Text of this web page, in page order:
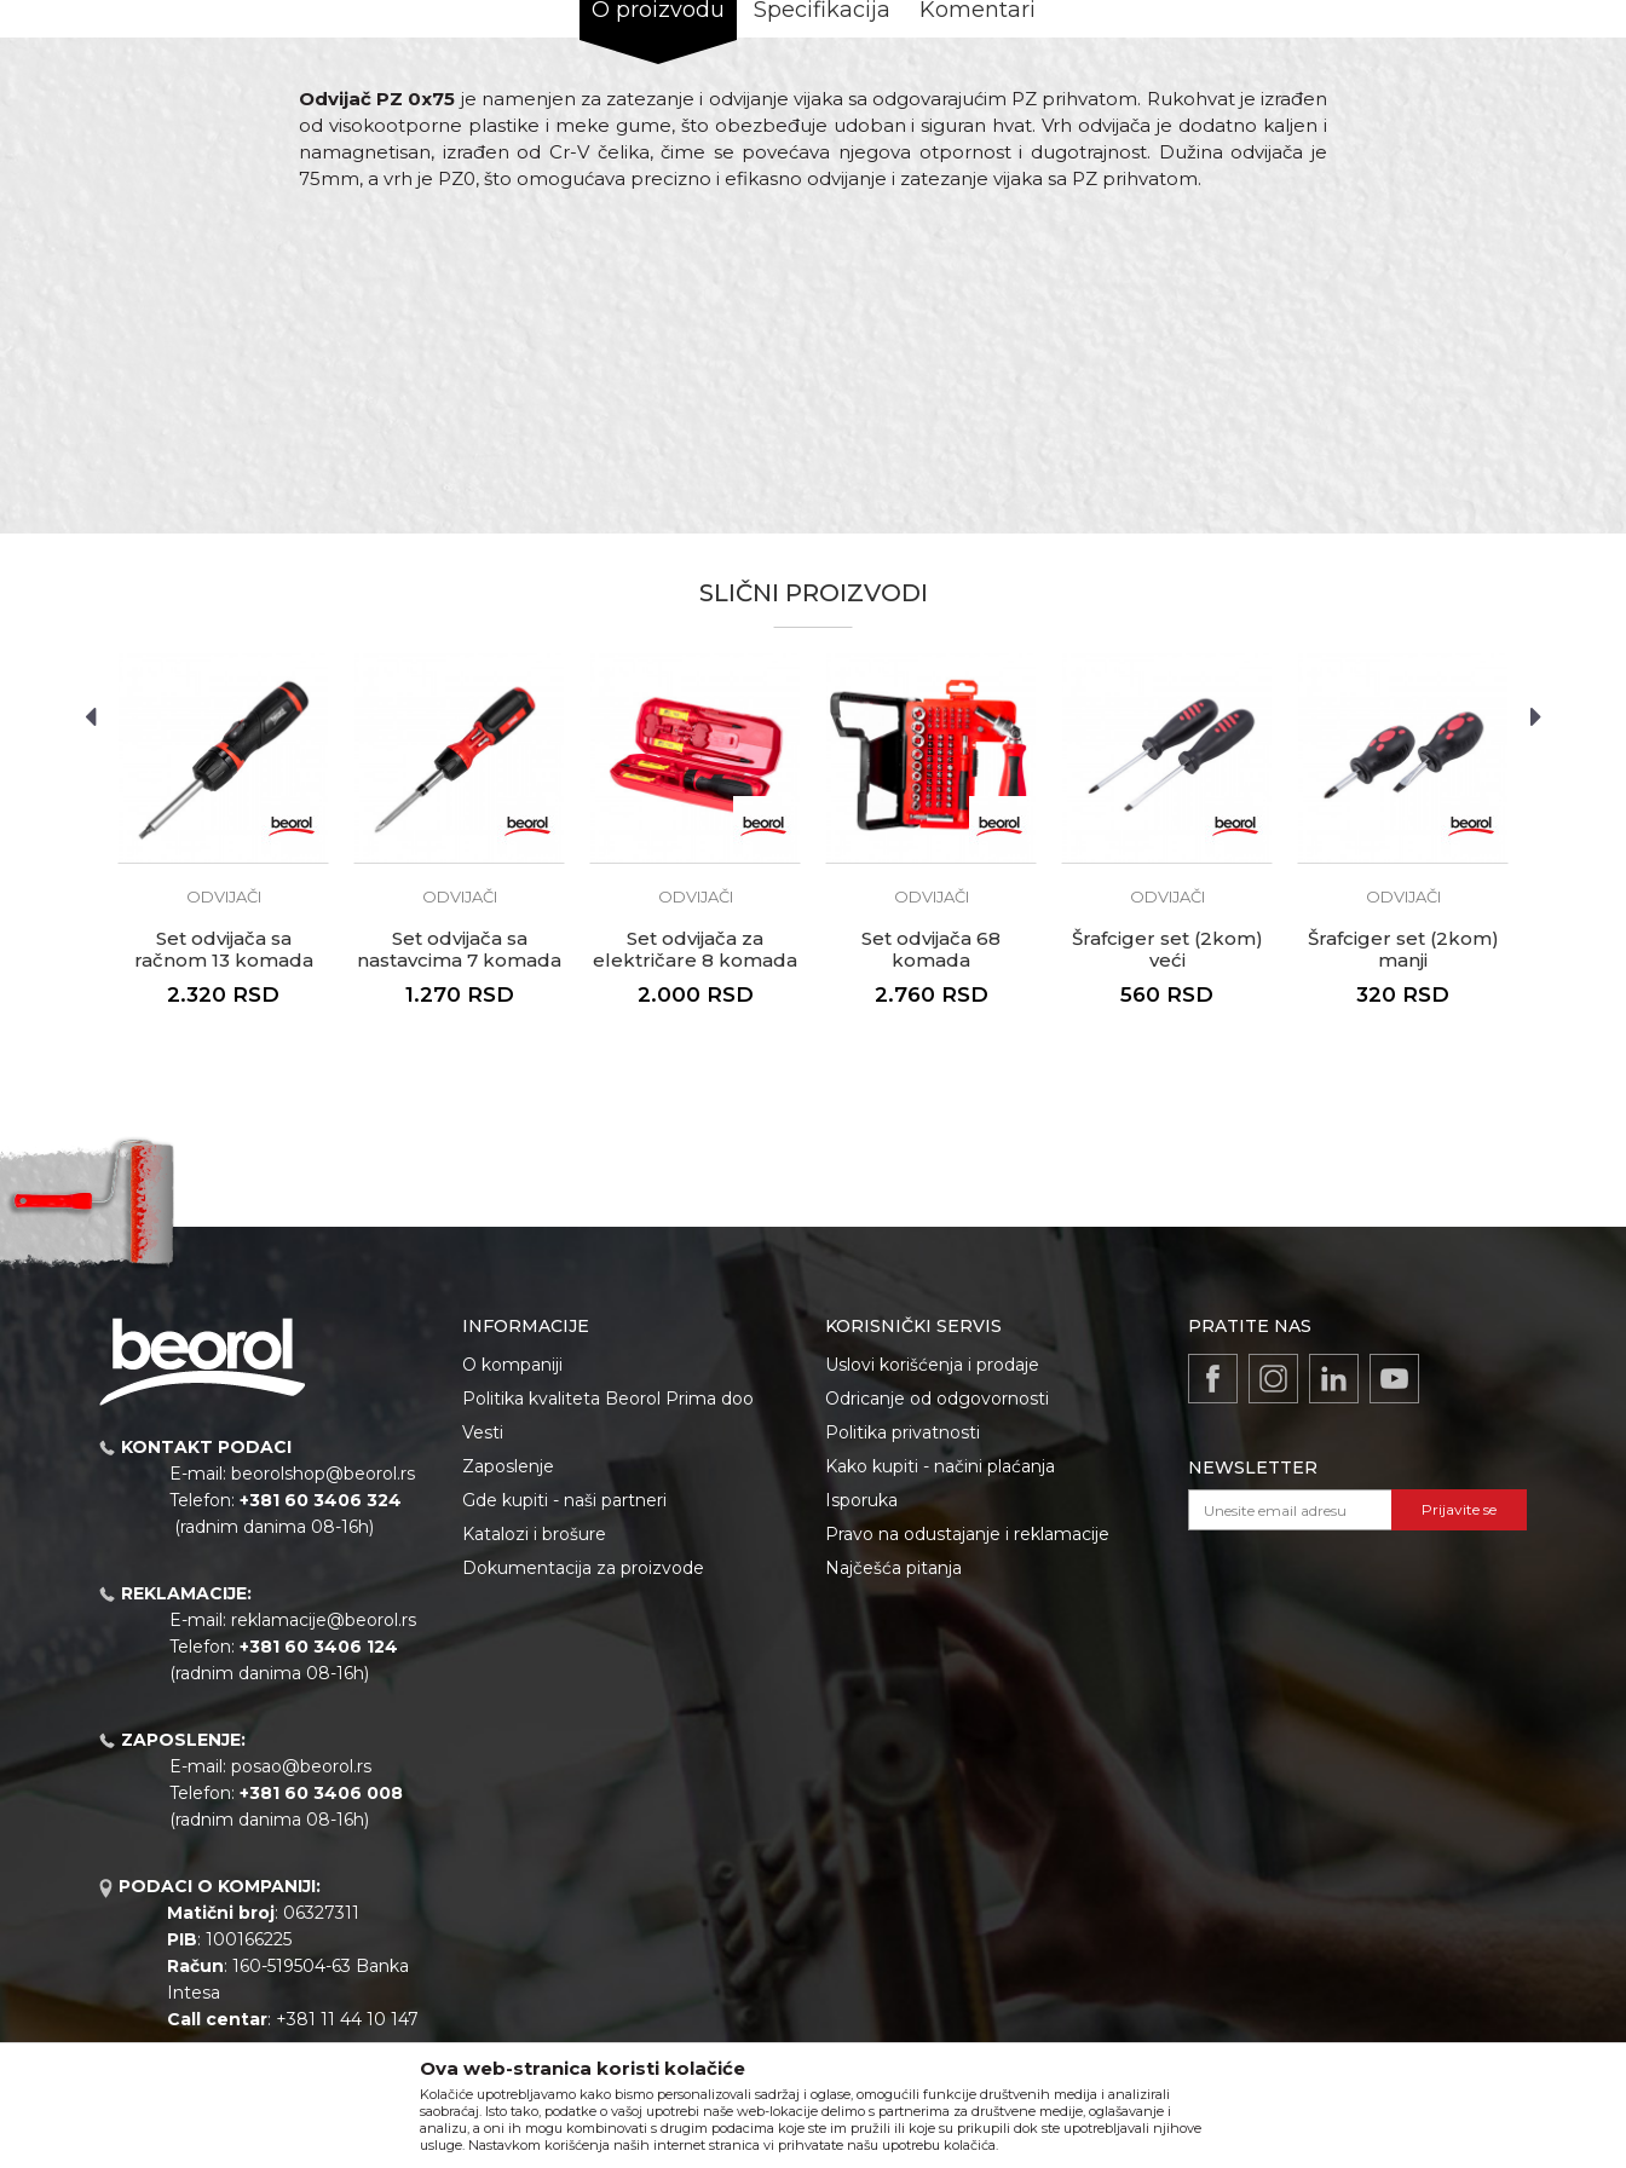
O proizvodu Specifikacija Komentari
Odvijač PZ 0x75 je namenjen za zatezanje i odvijanje vijaka sa odgovarajućim PZ prihvatom. Rukohvat je izrađen
od visokootporne plastike i meke gume, što obezbeđuje udoban i siguran hvat. Vrh odvijača je dodatno kaljen i
namagnetisan, izrađen od Cr-V čelika, čime se povećava njegova otpornost i dugotrajnost. Dužina odvijača je
75mm, a vrh je PZ0, što omogućava precizno i efikasno odvijanje i zatezanje vijaka sa PZ prihvatom.
SLIČNI PROIZVODI
ODVIJAČI
Set odvijača sa
račnom 13 komada
zglobni
2.320 RSD
ODVIJAČI
Set odvijača sa
nastavcima 7 komada
1.270 RSD
ODVIJAČI
Set odvijača za
električare 8 komada
2.000 RSD
ODVIJAČI
Set odvijača 68
komada
2.760 RSD
ODVIJAČI
Šrafciger set (2kom)
veći
560 RSD
ODVIJAČI
Šrafciger set (2kom)
manji
320 RSD
KONTAKT PODACI
E-mail: beorolshop@beorol.rs
Telefon: +381 60 3406 324
(radnim danima 08-16h)
REKLAMACIJE:
E-mail: reklamacije@beorol.rs
Telefon: +381 60 3406 124
(radnim danima 08-16h)
ZAPOSLENJE:
E-mail: posao@beorol.rs
Telefon: +381 60 3406 008
(radnim danima 08-16h)
PODACI O KOMPANIJI:
Matični broj: 06327311
PIB: 100166225
Račun: 160-519504-63 Banka
Intesa
Call centar: +381 11 44 10 147
INFORMACIJE
O kompaniji
Politika kvaliteta Beorol Prima doo
Vesti
Zaposlenje
Gde kupiti - naši partneri
Katalozi i brošure
Dokumentacija za proizvode
KORISNIČKI SERVIS
Uslovi korišćenja i prodaje
Odricanje od odgovornosti
Politika privatnosti
Kako kupiti - načini plaćanja
Isporuka
Pravo na odustajanje i reklamacije
Najčešća pitanja
PRATITE NAS
NEWSLETTER
Prijavite se
Ova web-stranica koristi kolačiće
Kolačiće upotrebljavamo kako bismo personalizovali sadržaj i oglase, omogućili funkcije društvenih medija i analizirali
saobraćaj. Isto tako, podatke o vašoj upotrebi naše web-lokacije delimo s partnerima za društvene medije, oglašavanje i
analizu, a oni ih mogu kombinovati s drugim podacima koje ste im pružili ili koje su prikupili dok ste upotrebljavali njihove
usluge. Nastavkom korišćenja naših internet stranica vi prihvatate našu upotrebu kolačića.